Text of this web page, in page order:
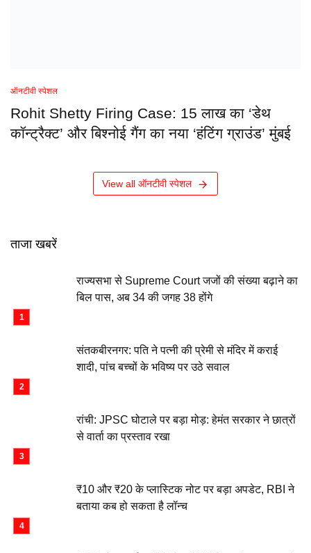
ऑनटीवी स्पेशल
Rohit Shetty Firing Case: 15 लाख का ‘डेथ
कॉन्ट्रैक्ट’ और बिश्नोई गैंग का नया ‘हंटिंग ग्राउंड’ मुंबई
View all ऑनटीवी स्पेशल
ताजा खबरें
राज्यसभा से Supreme Court जजों की संख्या बढ़ाने का
बिल पास, अब 34 की जगह 38 होंगे
संतकबीरनगर: पति ने पत्नी की प्रेमी से मंदिर में कराई
शादी, पांच बच्चों के भविष्य पर उठे सवाल
रांची: JPSC घोटाले पर बड़ा मोड़: हेमंत सरकार ने छात्रों
से वार्ता का प्रस्ताव रखा
₹10 और ₹20 के प्लास्टिक नोट पर बड़ा अपडेट, RBI ने
बताया कब हो सकता है लॉन्च